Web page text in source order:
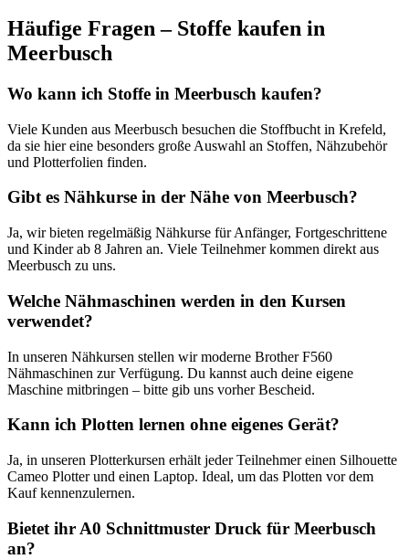
Häufige Fragen – Stoffe kaufen in
Meerbusch
Wo kann ich Stoffe in Meerbusch kaufen?
Viele Kunden aus Meerbusch besuchen die Stoffbucht in Krefeld,
da sie hier eine besonders große Auswahl an Stoffen, Nähzubehör
und Plotterfolien finden.
Gibt es Nähkurse in der Nähe von Meerbusch?
Ja, wir bieten regelmäßig Nähkurse für Anfänger, Fortgeschrittene
und Kinder ab 8 Jahren an. Viele Teilnehmer kommen direkt aus
Meerbusch zu uns.
Welche Nähmaschinen werden in den Kursen
verwendet?
In unseren Nähkursen stellen wir moderne Brother F560
Nähmaschinen zur Verfügung. Du kannst auch deine eigene
Maschine mitbringen – bitte gib uns vorher Bescheid.
Kann ich Plotten lernen ohne eigenes Gerät?
Ja, in unseren Plotterkursen erhält jeder Teilnehmer einen Silhouette
Cameo Plotter und einen Laptop. Ideal, um das Plotten vor dem
Kauf kennenzulernen.
Bietet ihr A0 Schnittmuster Druck für Meerbusch
an?